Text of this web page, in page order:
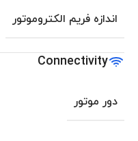
اندازه فریم الکتروموتور
Connectivity
دور موتور